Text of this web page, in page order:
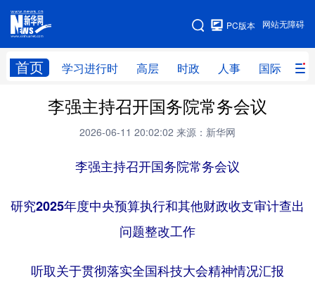
网站无障碍
PC版本
首页 学习进行时 高层 时政 人事 国际 财
网站地图
学习进行时 高层 时政 人事
财经 网评
思客智库 全球连线
书画 健康
李强主持召开国务院常务会议
2026-06-11 20:02:02 来源：新华网
李强主持召开国务院常务会议
研究2025年度中央预算执行和其他财政收支审计查出
问题整改工作
听取关于贯彻落实全国科技大会精神情况汇报